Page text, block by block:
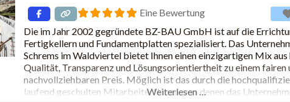
Eine Bewertung
Die im Jahr 2002 gegründete BZ-BAU GmbH ist auf die
Fertigkellern und Fundamentplatten spezialisiert. Das
Schrems im Waldviertel bietet Ihnen einen einzigartigen Mix aus
Qualität, Transparenz und Lösungsorientiertheit zu einem fairen
nachvollziehbaren Preis. Möglich ist das durch die
laufend geschulten Mitarbeiter*innen, von denen das
Weiterlesen …